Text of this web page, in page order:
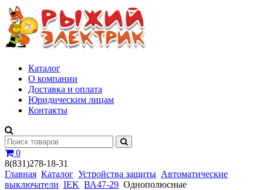
Каталог
О компании
Доставка и оплата
Юридическим лицам
Контакты
0
8(831)278-18-31
Главная Каталог Устройства защиты Автоматические
выключатели IEK ВА47-29 Однополюсные